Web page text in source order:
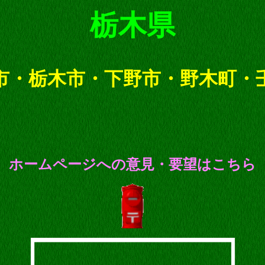
栃木県
・栃木市・下野市・野木町・
ホームページへの意見・要望はこちら